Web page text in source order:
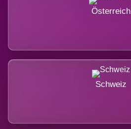
Österreich
Schweiz